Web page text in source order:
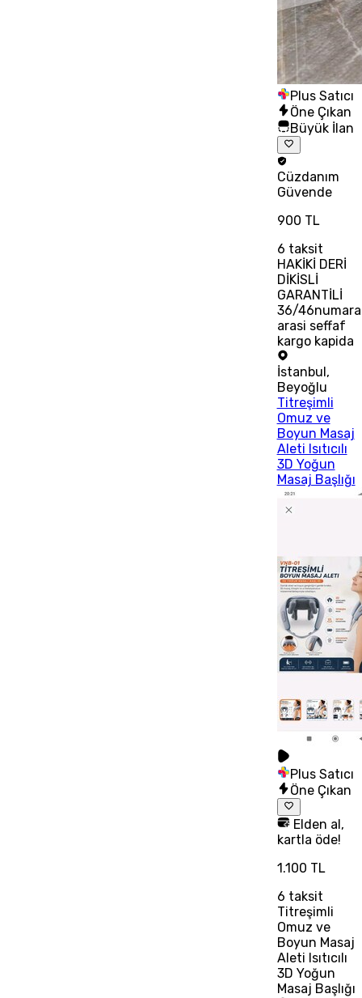
Plus Satıcı
Öne Çıkan
Büyük İlan
Cüzdanım
Güvende
900 TL
6 taksit
HAKİKİ DERİ
DİKİSLİ
GARANTİLİ
36/46numara
arasi seffaf
kargo kapida
İstanbul,
Beyoğlu
Titreşimli
Omuz ve
Boyun Masaj
Aleti Isıtıcılı
3D Yoğun
Masaj Başlığı
Plus Satıcı
Öne Çıkan
Elden al,
kartla öde!
1.100 TL
6 taksit
Titreşimli
Omuz ve
Boyun Masaj
Aleti Isıtıcılı
3D Yoğun
Masaj Başlığı